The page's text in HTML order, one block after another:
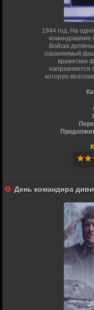
1944 год. На
командование
Войска
охраняемый
вражеских
направляется
которую
День командира